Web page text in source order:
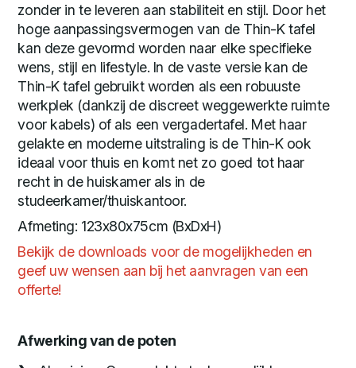
zonder in te leveren aan stabiliteit en stijl. Door het
hoge aanpassingsvermogen van de Thin-K tafel
kan deze gevormd worden naar elke specifieke
wens, stijl en lifestyle. In de vaste versie kan de
Thin-K tafel gebruikt worden als een robuuste
werkplek (dankzij de discreet weggewerkte ruimte
voor kabels) of als een vergadertafel. Met haar
gelakte en moderne uitstraling is de Thin-K ook
ideaal voor thuis en komt net zo goed tot haar
recht in de huiskamer als in de
studeerkamer/thuiskantoor.
Afmeting: 123x80x75cm (BxDxH)
Bekijk de downloads voor de mogelijkheden en
geef uw wensen aan bij het aanvragen van een
offerte!
Afwerking van de poten